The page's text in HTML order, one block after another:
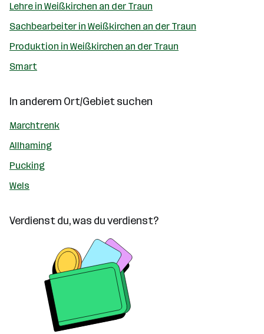
Lehre in Weißkirchen an der Traun
Sachbearbeiter in Weißkirchen an der Traun
Produktion in Weißkirchen an der Traun
Smart
In anderem Ort/Gebiet suchen
Marchtrenk
Allhaming
Pucking
Wels
Verdienst du, was du verdienst?